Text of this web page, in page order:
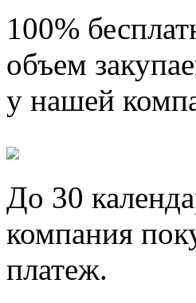
100%
объем
у нашей
До 30
компания
платеж.